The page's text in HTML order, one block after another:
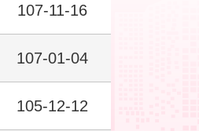
107-11-16
107-01-04
105-12-12